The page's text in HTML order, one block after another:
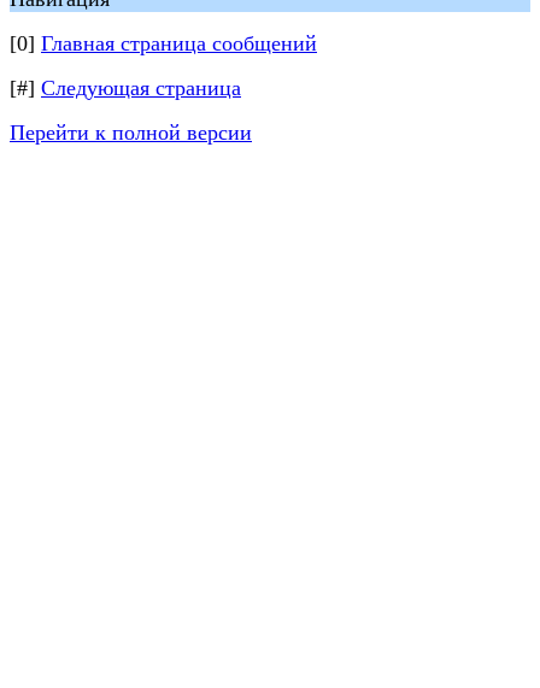
[0] Главная страница сообщений
[#] Следующая страница
Перейти к полной версии